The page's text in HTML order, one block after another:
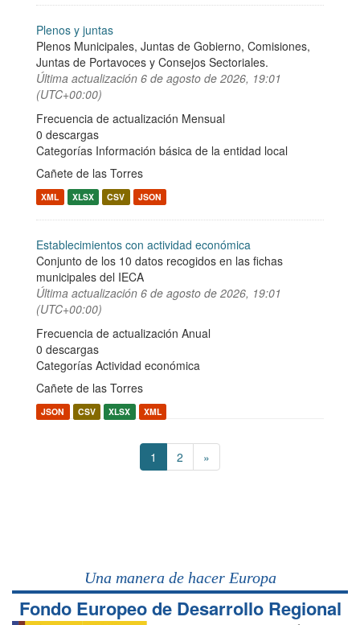
Plenos y juntas
Plenos Municipales, Juntas de Gobierno, Comisiones,
Juntas de Portavoces y Consejos Sectoriales.
Última actualización 6 de agosto de 2026, 19:01
(UTC+00:00)
Frecuencia de actualización Mensual
0 descargas
Categorías Información básica de la entidad local
Cañete de las Torres
XML XLSX CSV JSON
Establecimientos con actividad económica
Conjunto de los 10 datos recogidos en las fichas
municipales del IECA
Última actualización 6 de agosto de 2026, 19:01
(UTC+00:00)
Frecuencia de actualización Anual
0 descargas
Categorías Actividad económica
Cañete de las Torres
JSON CSV XLSX XML
1 2 »
Una manera de hacer Europa
Fondo Europeo de Desarrollo Regional